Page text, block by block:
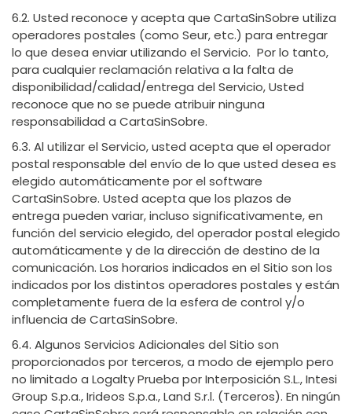
6.2. Usted reconoce y acepta que CartaSinSobre utiliza
operadores postales (como Seur, etc.) para entregar
lo que desea enviar utilizando el Servicio. Por lo tanto,
para cualquier reclamación relativa a la falta de
disponibilidad/calidad/entrega del Servicio, Usted
reconoce que no se puede atribuir ninguna
responsabilidad a CartaSinSobre.
6.3. Al utilizar el Servicio, usted acepta que el operador
postal responsable del envío de lo que usted desea es
elegido automáticamente por el software
CartaSinSobre. Usted acepta que los plazos de
entrega pueden variar, incluso significativamente, en
función del servicio elegido, del operador postal elegido
automáticamente y de la dirección de destino de la
comunicación. Los horarios indicados en el Sitio son los
indicados por los distintos operadores postales y están
completamente fuera de la esfera de control y/o
influencia de CartaSinSobre.
6.4. Algunos Servicios Adicionales del Sitio son
proporcionados por terceros, a modo de ejemplo pero
no limitado a Logalty Prueba por Interposición S.L., Intesi
Group S.p.a., Irideos S.p.a., Land S.r.l. (Terceros). En ningún